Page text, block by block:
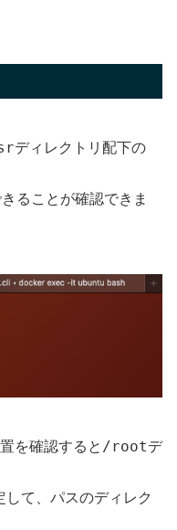
ディレクトリ配下の
ることが確認できま
を確認すると /rootデ
して、パスのディレク